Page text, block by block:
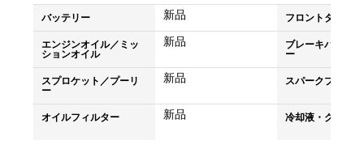
バッテリー 新品 フロントタイヤ
エンジンオイル／ミッ
ションオイル
新品
ブレーキパッド
ー
スプロケット／プーリ
ー
新品 スパークプラグ
オイルフィルター 新品 冷却液・クーラ